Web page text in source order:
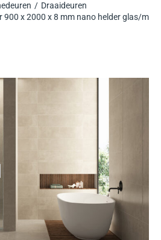
Draaideuren
900 x 2000 x 8 mm nano helder glas/mat